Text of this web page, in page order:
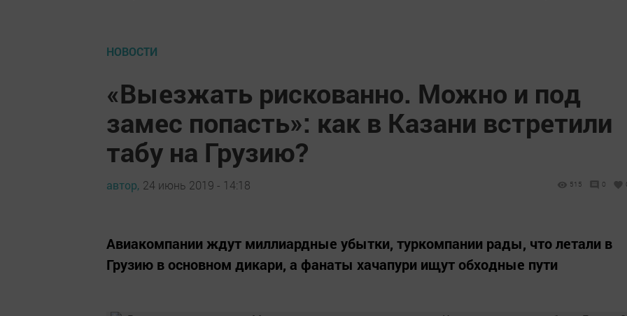
НОВОСТИ
«Выезжать рискованно. Можно и под
замес попасть»: как в Казани встретили
табу на Грузию?
автор, 24 июнь 2019 - 14:18 515 0
Авиакомпании ждут миллиардные убытки, туркомпании рады, что летали в
Грузию в основном дикари, а фанаты хачапури ищут обходные пути